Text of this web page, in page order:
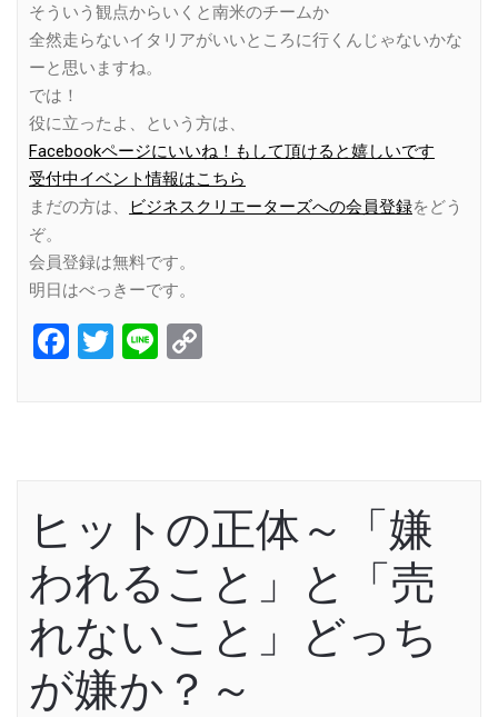
そういう観点からいくと南米のチームか
全然走らないイタリアがいいところに行くんじゃないかな
ーと思いますね。
では！
役に立ったよ、という方は、
Facebookページにいいね！もして頂けると嬉しいです
受付中イベント情報はこちら
まだの方は、
ビジネスクリエーターズへの会員登録をどう
ぞ。
会員登録は無料です。
明日はべっきーです。
Facebook
Twitter
Line
ヒットの正体～「嫌
われること」と「売
れないこと」どっち
が嫌か？～